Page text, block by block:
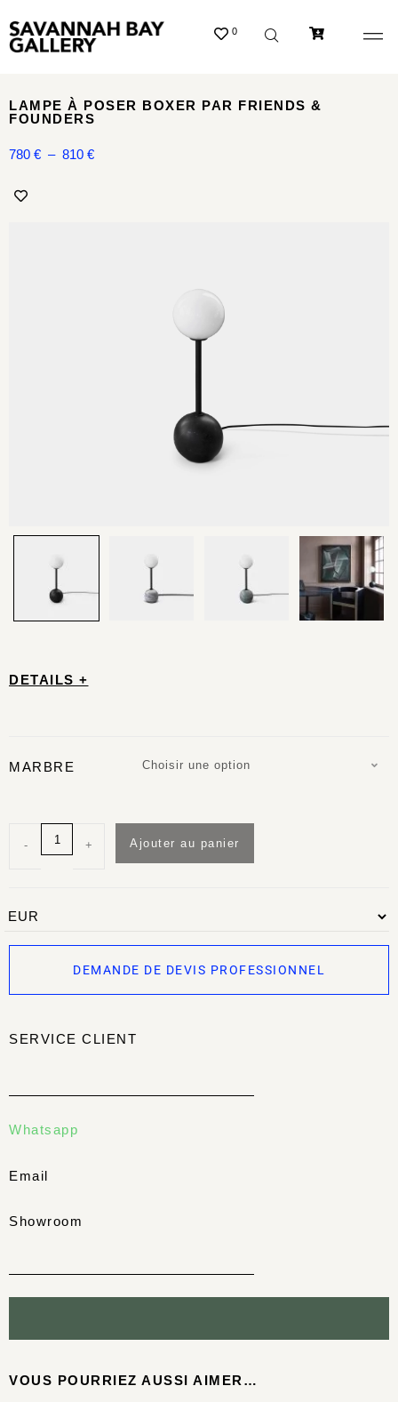
0
DETAILS +
MARBRE Choisir une option
- + Ajouter au panier
DEMANDE DE DEVIS PROFESSIONNEL
SERVICE CLIENT
Whatsapp
Email
Showroom
LAMPE À POSER BOXER PAR FRIENDS &
FOUNDERS
780 € – 810 €
VOUS POURRIEZ AUSSI AIMER…